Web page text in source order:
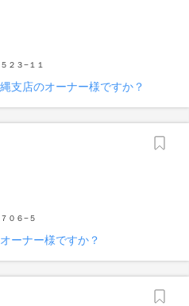
２３−１１
支店のオーナー様ですか？
０６−５
ーナー様ですか？